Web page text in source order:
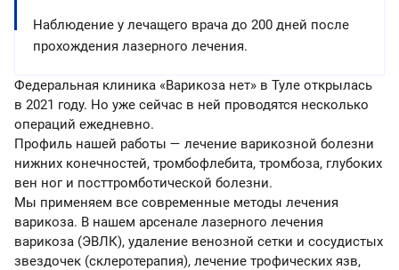
Наблюдение у лечащего врача до 200 дней после
прохождения лазерного лечения.
Федеральная клиника «Варикоза нет» в Туле открылась
в 2021 году. Но уже сейчас в ней проводятся несколько
операций ежедневно.
Профиль нашей работы — лечение варикозной болезни
нижних конечностей, тромбофлебита, тромбоза, глубоких
вен ног и посттромботической болезни.
Мы применяем все современные методы лечения
варикоза. В нашем арсенале лазерного лечения
варикоза (ЭВЛК), удаление венозной сетки и сосудистых
звездочек (склеротерапия), лечение трофических язв,